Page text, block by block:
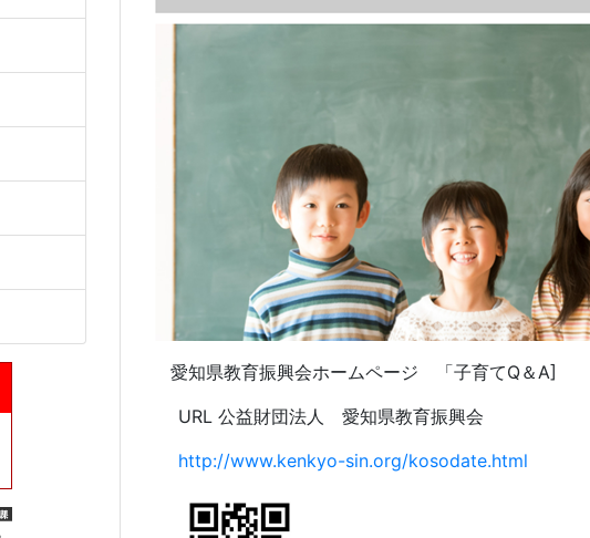
愛知県教育振興会ホームページ 「子育てQ＆A]
URL 公益財団法人 愛知県教育振興会
http://www.kenkyo-sin.org/kosodate.html